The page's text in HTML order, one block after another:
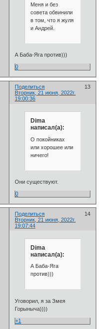
Меня и без
совета обвинили
в том, что я жуля
и Андрей.
А Баба-Яга против)))
0
Поделиться
13
Вторник, 21 июня, 2022г.
19:00:36
Dima
написал(а):
О покойниках
или хорошее или
ничего!
Они существуют.
0
Поделиться
14
Вторник, 21 июня, 2022г.
19:07:44
Dima
написал(а):
А Баба-Яга
против)))
Уговорил, я за Змея
Горыныча))))
+1